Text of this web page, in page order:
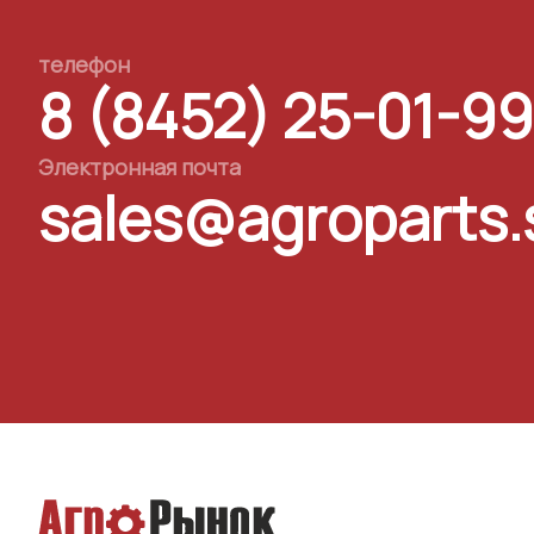
телефон
8 (8452) 25-01-99
Электронная почта